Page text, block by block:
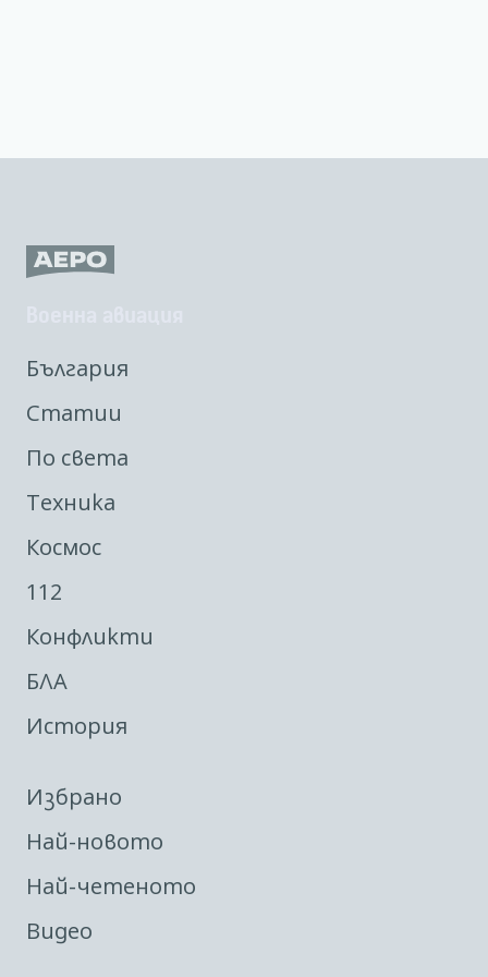
България
Статии
По света
Техника
Космос
112
Конфликти
БЛА
История
Избрано
Най-новото
Най-четеното
Видео